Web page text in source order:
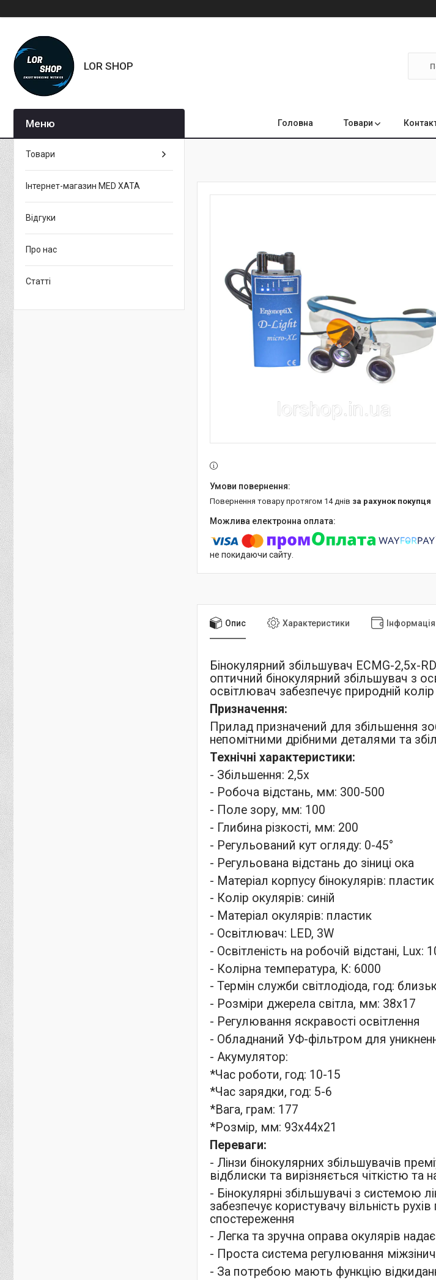
LOR SHOP
Головна Товари
повернення товару протягом 14 днів за рахунок покупця
не покидаючи сайту.
Опис Характеристики
Бінокулярний збільшувач ECMG-2,5x-
оптичний бінокулярний збільшувач з
освітлювач забезпечує природній
Призначення:
Прилад призначений для збільшення
непомітними дрібними деталями та
Технічні характеристики:
- Збільшення: 2,5х
- Робоча відстань, мм: 300-500
- Поле зору, мм: 100
- Глибина різкості, мм: 200
- Регульований кут огляду: 0-45°
- Регульована відстань до зіниці ока
- Матеріал корпусу бінокулярів: пластик
- Колір окулярів: синій
- Матеріал окулярів: пластик
- Освітлювач: LED, 3W
- Освітленість на робочій відстані, Lux:
- Колірна температура, К: 6000
- Термін служби світлодіода, год:
- Розміри джерела світла, мм: 38x17
- Регулювання яскравості освітлення
- Обладнаний УФ-фільтром для
- Акумулятор:
*Час роботи, год: 10-15
*Час зарядки, год: 5-6
*Вага, грам: 177
*Розмір, мм: 93х44х21
Переваги:
- Лінзи бінокулярних збільшувачів
відблиски та вирізняється чіткістю
- Бінокулярні збільшувачі з системою
забезпечує користувачу вільність
спостереження
- Легка та зручна оправа окулярів
- Проста система регулювання
- За потребою мають функцію
Товари
Інтернет-магазин MED XATA
Відгуки
Про нас
Статті